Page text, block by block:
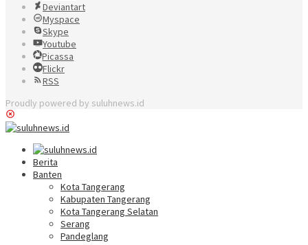
Deviantart
Myspace
Skype
Youtube
Picassa
Flickr
RSS
Proudly powered by suluhnews.id
Berita
Banten
Kota Tangerang
Kabupaten Tangerang
Kota Tangerang Selatan
Serang
Pandeglang